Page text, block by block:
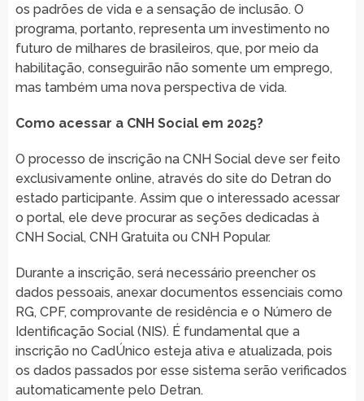
os padrões de vida e a sensação de inclusão. O
programa, portanto, representa um investimento no
futuro de milhares de brasileiros, que, por meio da
habilitação, conseguirão não somente um emprego,
mas também uma nova perspectiva de vida.
Como acessar a CNH Social em 2025?
O processo de inscrição na CNH Social deve ser feito
exclusivamente online, através do site do Detran do
estado participante. Assim que o interessado acessar
o portal, ele deve procurar as seções dedicadas à
CNH Social, CNH Gratuita ou CNH Popular.
Durante a inscrição, será necessário preencher os
dados pessoais, anexar documentos essenciais como
RG, CPF, comprovante de residência e o Número de
Identificação Social (NIS). É fundamental que a
inscrição no CadÚnico esteja ativa e atualizada, pois
os dados passados por esse sistema serão verificados
automaticamente pelo Detran.